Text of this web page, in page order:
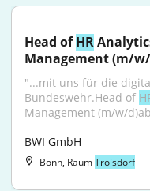
Head of HR
Management (m/
"...mit uns für die
Bundeswehr.Head of
Management (m/w/
BWI GmbH
Bonn, RaumTroisdorf